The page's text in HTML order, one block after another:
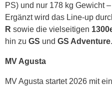
PS) und nur 178 kg Gewicht
Ergänzt wird das Line-up
R sowie die vielseitigen
hin zu GS und GS Adventure.
MV Agusta
MV Agusta startet 2026 mit